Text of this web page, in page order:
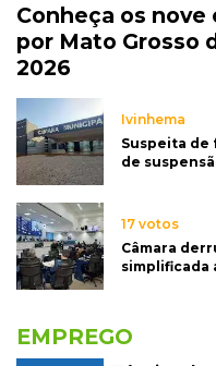
Conheça os
por Mato Grosso
2026
Ivinhema
Suspeita de
de
17 votos
Câmara
simplificada
EMPREGO